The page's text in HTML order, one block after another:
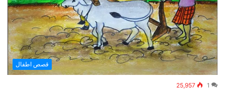
قصص اطفال
1
25,957